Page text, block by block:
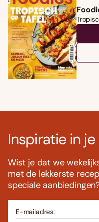
Inspiratie in
Wist je dat we
met de lekkerste
speciale
E-mailadres: